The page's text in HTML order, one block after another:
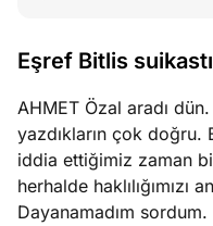
6, 2026
yasalar
Eşref Bitlis
AHMET Özal aradı
yazdıkların çok
iddia ettiğimiz zaman
herhalde haklılığımızı
Dayanamadım